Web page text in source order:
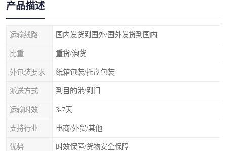
产品描述
运输线路 国内发货到国外/国外发货到国内
比重 重货/泡货
外包装要求 纸箱包装/托盘包装
派送方式 到目的港/到门
运输时效 3-7天
支持行业 电商/外贸/其他
优势 时效保障/货物安全保障